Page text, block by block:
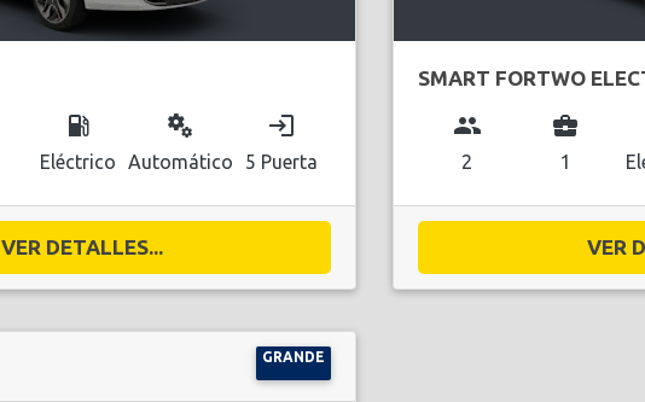
local_gas_station
Eléctrico
miscellaneous_services
Automático
login
5 Puerta
VER DETALLES...
SMART FORTWO
group
2
business_center
1
VER
GRANDE